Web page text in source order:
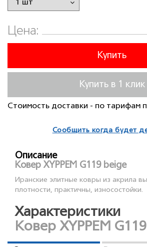
Цена:
Купить
Купить в 1 клик
Стоимость доставки - по тарифам
Сообщить когда будет
Описание
Ковер XYPPEM G119 beige
Иранские элитные ковры из акрила
плотности, практичны, износостойки.
Характеристики
Ковер XYPPEM